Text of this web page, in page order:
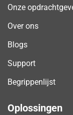
Onze
Over ons
Blogs
Support
Begrippenlijst
Oplossingen